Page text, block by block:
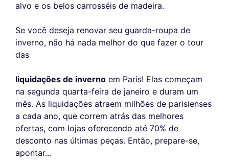
alvo e os belos carrosséis de madeira.
Se você deseja renovar seu guarda-roupa de
inverno, não há nada melhor do que fazer o tour
das
liquidações de inverno em Paris! Elas começam
na segunda quarta-feira de janeiro e duram um
mês. As liquidações atraem milhões de parisienses
a cada ano, que correm atrás das melhores
ofertas, com lojas oferecendo até 70% de
desconto nas últimas peças. Então, prepare-se,
apontar...